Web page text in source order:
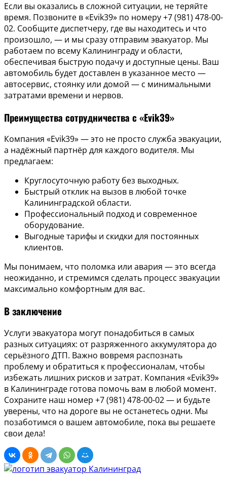
Если вы оказались в сложной ситуации, не теряйте
время. Позвоните в «Evik39» по номеру +7 (981) 478-00-
02. Сообщите диспетчеру, где вы находитесь и что
произошло, — и мы сразу отправим эвакуатор. Мы
работаем по всему Калининграду и области,
обеспечивая быструю подачу и доступные цены. Ваш
автомобиль будет доставлен в указанное место —
автосервис, стоянку или домой — с минимальными
затратами времени и нервов.
Преимущества сотрудничества с «Evik39»
Компания «Evik39» — это не просто служба эвакуации,
а надёжный партнёр для каждого водителя. Мы
предлагаем:
Круглосуточную работу без выходных.
Быстрый отклик на вызов в любой точке
Калининградской области.
Профессиональный подход и современное
оборудование.
Выгодные тарифы и скидки для постоянных
клиентов.
Мы понимаем, что поломка или авария — это всегда
неожиданно, и стремимся сделать процесс эвакуации
максимально комфортным для вас.
В заключение
Услуги эвакуатора могут понадобиться в самых
разных ситуациях: от разряженного аккумулятора до
серьёзного ДТП. Важно вовремя распознать
проблему и обратиться к профессионалам, чтобы
избежать лишних рисков и затрат. Компания «Evik39»
в Калининграде готова помочь вам в любой момент.
Сохраните наш номер +7 (981) 478-00-02 — и будьте
уверены, что на дороге вы не останетесь одни. Мы
позаботимся о вашем автомобиле, пока вы решаете
свои дела!